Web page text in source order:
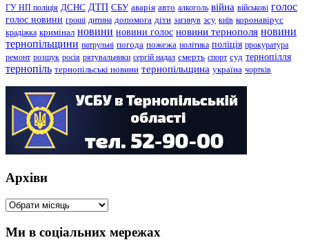
ГУ НП поліція ДСНС ДТП СБУ аварія авто алкоголь війна військові голос
голос новини гроші дитина допомога діти загинув зсу київ коронавірус
крадіжка кримінал новини новини голос новини тернополя новини
тернопільщини патрульні погода пожежа політика поліція прокуратура
ремонт розшук росія рятувальники сергій надал смерть спорт суд тернопілля
тернопіль тернопільські новини тернопільщина україна чортків
Архіви
Архіви
Ми в соціальних мережах